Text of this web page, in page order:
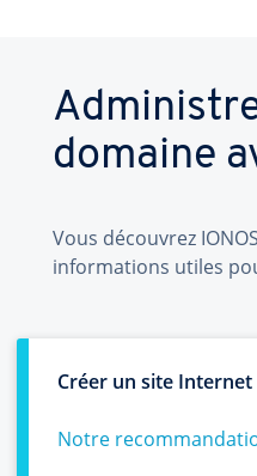
domaine
Vous découvrez
informations utiles
Créer un site Internet
Notre